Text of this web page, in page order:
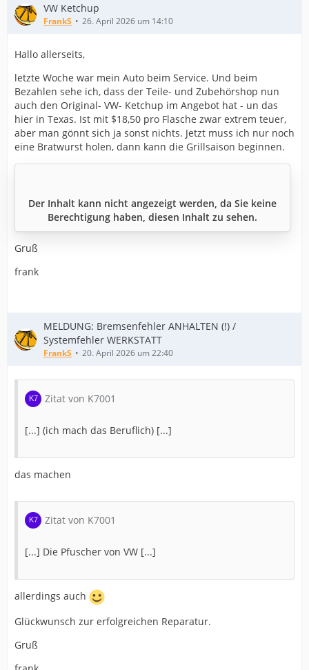
VW Ketchup
FrankS 26. April 2026 um 14:10
Hallo allerseits,
letzte Woche war mein Auto beim Service. Und beim
Bezahlen sehe ich, dass der Teile- und Zubehörshop nun
auch den Original- VW- Ketchup im Angebot hat - un das
hier in Texas. Ist mit $18,50 pro Flasche zwar extrem teuer,
aber man gönnt sich ja sonst nichts. Jetzt muss ich nur noch
eine Bratwurst holen, dann kann die Grillsaison beginnen.
Der Inhalt kann nicht angezeigt werden, da Sie keine
Berechtigung haben, diesen Inhalt zu sehen.
Gruß
frank
MELDUNG: Bremsenfehler ANHALTEN (!) /
Systemfehler WERKSTATT
FrankS 20. April 2026 um 22:40
Zitat von K7001
[...] (ich mach das Beruflich) [...]
das machen
Zitat von K7001
[...] Die Pfuscher von VW [...]
allerdings auch
Glückwunsch zur erfolgreichen Reparatur.
Gruß